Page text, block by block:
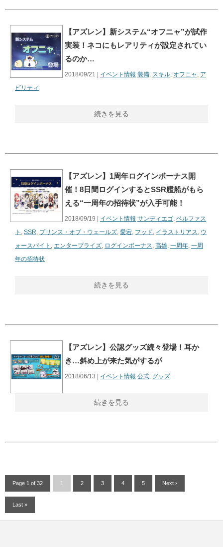
【アズレン】新システム“オフニャ”が試作
実装！ネコにもレアリティが設定されてい
るのか…
2018/09/21 | イベント情報 装備, スキル, オフニャ , ア
ビリティ
続きを見る
【アズレン】1周年ログインボーナス開
催！8日間ログインするとSSR艦船がもら
える“一周年の招待状”が入手可能！
2018/09/19 | イベント情報 サンディエゴ, ベルファス
ト , SSR, プリンス・オブ・ウェールズ, 愛宕, フッド, イラストリアス, ウ
ォースパイト , エンタープライズ, ログインボーナス, 高雄, 一周年, 一周
年の招待状
続きを見る
【アズレン】公認グッズ続々登場！耳か
き…斜め上が来た気がするが
2018/06/13 | イベント情報 公式, グッズ
続きを見る
Page 1 of 32 1 2 3 4 5 Next ›
Last »